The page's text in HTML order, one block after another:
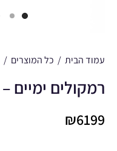
עמוד הבית / כל המוצרים /
רמקולים ימיים – Rockford M2WL-8
₪6199